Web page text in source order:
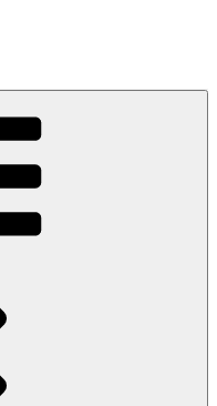
Container